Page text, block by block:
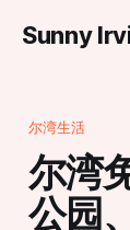
Sunny
尔湾生活
尔湾
公园